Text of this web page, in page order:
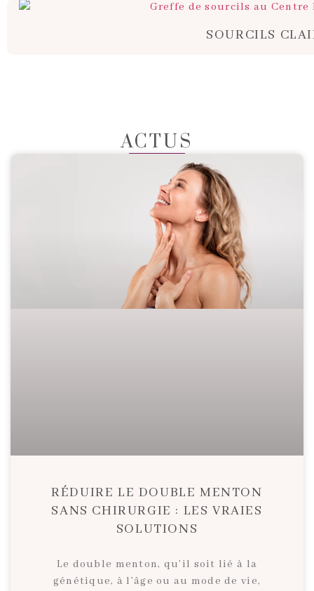
SOURCILS
ACTUS
RÉDUIRE LE DOUBLE MENTON
SANS CHIRURGIE : LES VRAIES
SOLUTIONS
Le double menton, qu’il soit lié à la
génétique, à l’âge ou au mode de vie,